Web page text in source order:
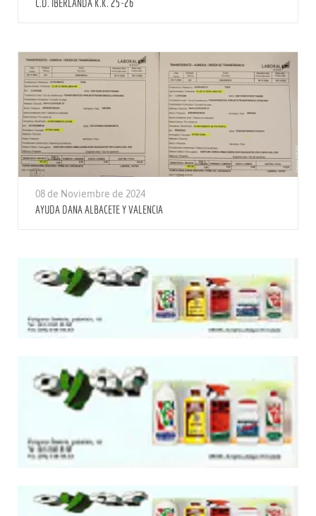
C.D. IBERLANDA K.K. 25-26
08 de Noviembre de 2024
AYUDA DANA ALBACETE Y VALENCIA